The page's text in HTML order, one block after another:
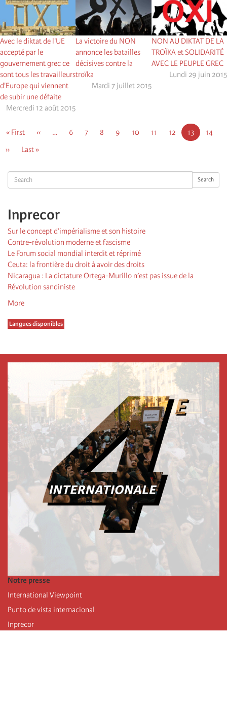
Search Search
Inprecor
Sur le concept d’impérialisme et son histoire
Contre-révolution moderne et fascisme
Le Forum social mondial interdit et réprimé
Ceuta: la frontière du droit à avoir des droits
Nicaragua : La dictature Ortega-Murillo n’est pas issue de la
Révolution sandiniste
More
Langues disponibles
Avec le diktat de l'UE
accepté par le
gouvernement grec ce
sont tous les travailleurs
d'Europe qui viennent
de subir une défaite
Mercredi 12 août 2015
La victoire du NON
annonce les batailles
décisives contre la
troïka
Mardi 7 juillet 2015
NON AU DIKTAT DE LA
TROÏKA et SOLIDARITÉ
AVEC LE PEUPLE GREC
Lundi 29 juin 2015
First
« First
Page
‹‹ … Page
6 Page
7 Page
8 Page
9 Page
10 Page
11 Page
12
Page
courante
13 Page
14
Page
››
Dernière
Last »
Notre presse
International Viewpoint
Punto de vista internacional
Inprecor